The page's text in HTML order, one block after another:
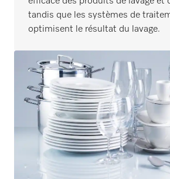
tandis que les systèmes de
optimisent le résultat du lavage.